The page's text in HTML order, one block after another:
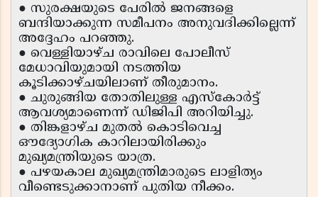
● സുരക്ഷയുടെ പേരിൽ ജനങ്ങളെ
ബന്ദിയാക്കുന്ന സമീപനം അനുവദിക്കില്ലെന്ന്
അദ്ദേഹം പറഞ്ഞു.
● വെള്ളിയാഴ്ച രാവിലെ പോലീസ്
മേധാവിയുമായി നടത്തിയ
കൂടിക്കാഴ്ചയിലാണ് തീരുമാനം.
● ചുരുങ്ങിയ തോതിലുള്ള എസ്കോർട്ട്
ആവശ്യമാണെന്ന് ഡിജിപി അറിയിച്ചു.
● തിങ്കളാഴ്ച മുതൽ കൊടിവെച്ച
ഔദ്യോഗിക കാറിലായിരിക്കും
മുഖ്യമന്ത്രിയുടെ യാത്ര.
● പഴയകാല മുഖ്യമന്ത്രിമാരുടെ ലാളിത്യം
വീണ്ടെടുക്കാനാണ് പുതിയ നീക്കം.